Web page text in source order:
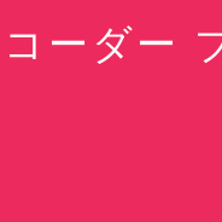
ーダー